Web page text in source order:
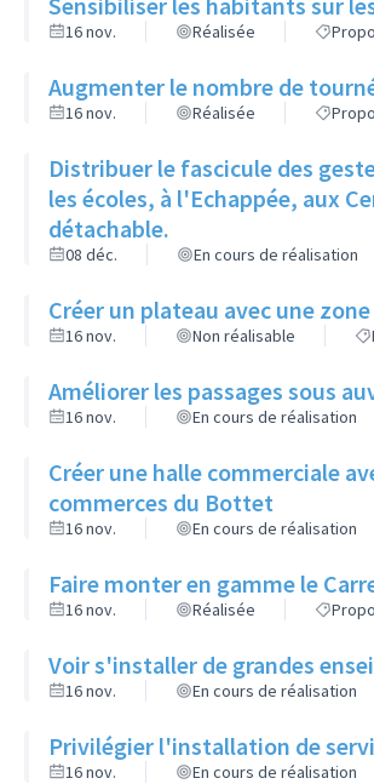
16 nov. Réalisée
Augmenter le nombre de
16 nov. Réalisée
Distribuer le fascicule des
les écoles, à l'Echappée, aux
détachable.
08 déc. En cours de réalisation
Créer un plateau avec une
16 nov. Non réalisable
Améliorer les passages sous
16 nov. En cours de réalisation
Créer une halle commerciale
commerces du Bottet
16 nov. En cours de réalisation
Faire monter en gamme le
16 nov. Réalisée
Voir s'installer de grandes
16 nov. En cours de réalisation
Privilégier l'installation de
16 nov. En cours de réalisation